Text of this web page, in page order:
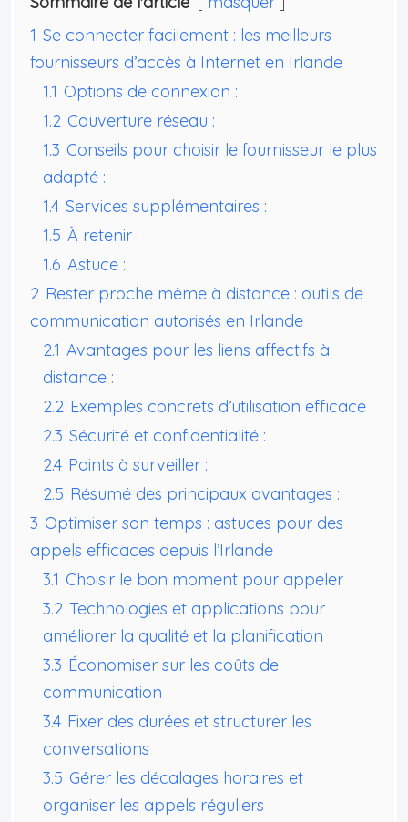
1 Se connecter facilement : les meilleurs
fournisseurs d’accès à Internet en Irlande
1.1 Options de connexion :
1.2 Couverture réseau :
1.3 Conseils pour choisir le fournisseur le plus
adapté :
1.4 Services supplémentaires :
1.5 À retenir :
1.6 Astuce :
2 Rester proche même à distance : outils de
communication autorisés en Irlande
2.1 Avantages pour les liens affectifs à
distance :
2.2 Exemples concrets d’utilisation efficace :
2.3 Sécurité et confidentialité :
2.4 Points à surveiller :
2.5 Résumé des principaux avantages :
3 Optimiser son temps : astuces pour des
appels efficaces depuis l’Irlande
3.1 Choisir le bon moment pour appeler
3.2 Technologies et applications pour
améliorer la qualité et la planification
3.3 Économiser sur les coûts de
communication
3.4 Fixer des durées et structurer les
conversations
3.5 Gérer les décalages horaires et
organiser les appels réguliers